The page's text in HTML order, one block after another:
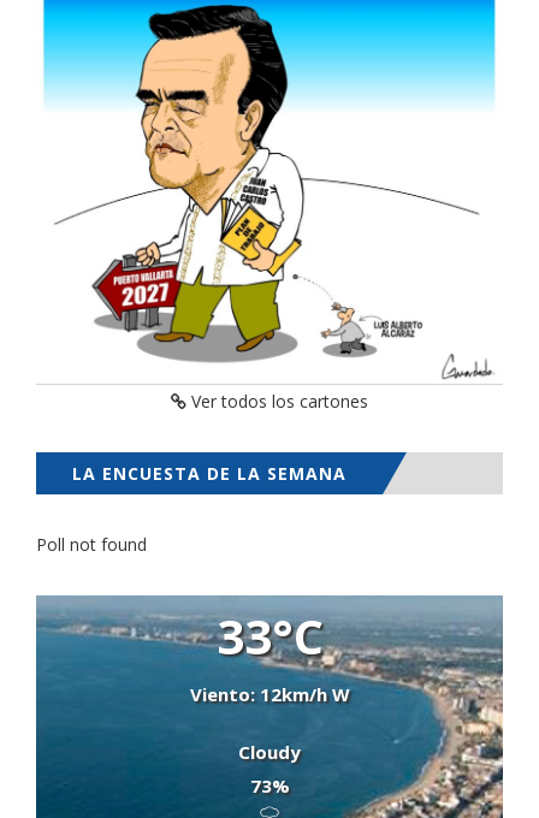
Ver todos los cartones
LA ENCUESTA DE LA SEMANA
Poll not found
33°C
Viento: 12km/h W
Cloudy
73%